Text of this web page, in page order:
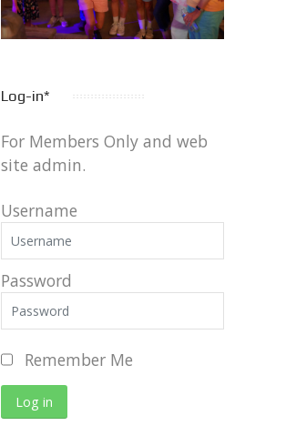
Log-in*
For Members Only and web
site admin.
Username
Password
Remember Me
Log in